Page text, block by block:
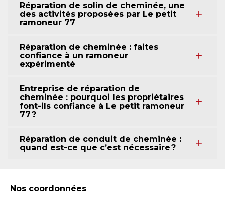
Réparation de solin de cheminée, une
des activités proposées par Le petit
ramoneur 77
Réparation de cheminée : faites
confiance à un ramoneur
expérimenté
Entreprise de réparation de
cheminée : pourquoi les propriétaires
font-ils confiance à Le petit ramoneur
77 ?
Réparation de conduit de cheminée :
quand est-ce que c’est nécessaire ?
Nos coordonnées